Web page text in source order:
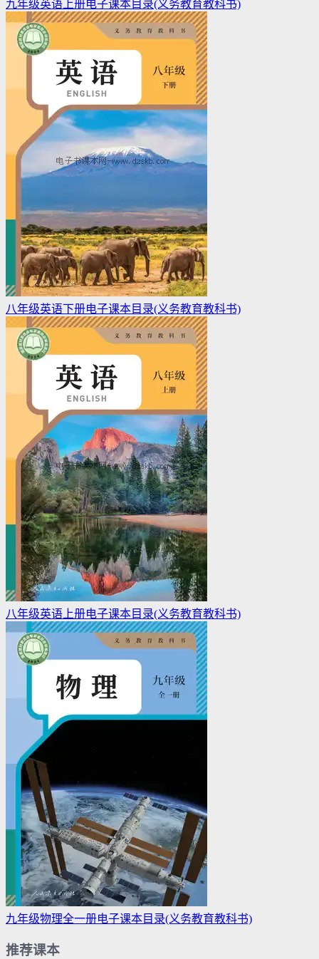
九年级英语上册电子课本目录(义务教育教科书)
八年级英语下册电子课本目录(义务教育教科书)
八年级英语上册电子课本目录(义务教育教科书)
九年级物理全一册电子课本目录(义务教育教科书)
推荐课本